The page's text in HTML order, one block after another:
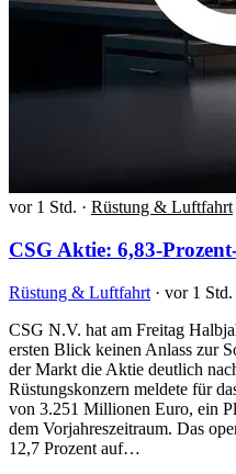
vor 1 Std. · Rüstung & Luftfahrt
CSG Aktie: 6,83-
Rüstung & Luftfahrt · vor 1 Std.
CSG N.V. hat am Freitag
ersten Blick keinen Anlass zur
der Markt die Aktie deutlich
Rüstungskonzern meldete für
von 3.251 Millionen Euro, ein
dem Vorjahreszeitraum. Das
12,7 Prozent auf…